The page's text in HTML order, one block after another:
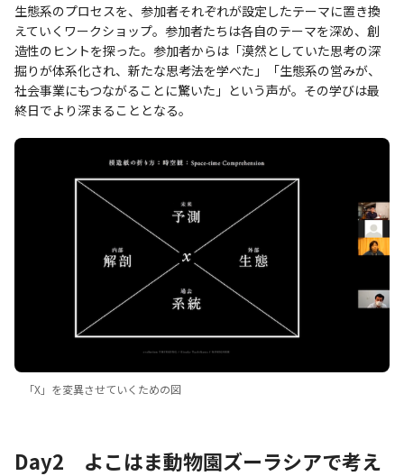
生態系のプロセスを、参加者それぞれが設定したテーマに置き換
えていくワークショップ。参加者たちは各自のテーマを深め、創
造性のヒントを探った。参加者からは「漠然としていた思考の深
掘りが体系化され、新たな思考法を学べた」「生態系の営みが、
社会事業にもつながることに驚いた」という声が。その学びは最
終日でより深まることとなる。
「X」を変異させていくための図
Day2 よこはま動物園ズーラシアで考え